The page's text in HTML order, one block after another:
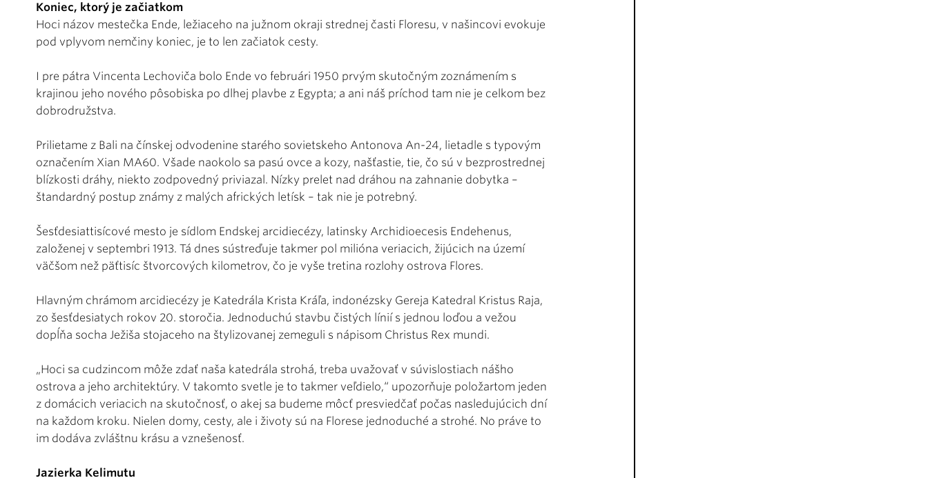
Koniec, ktorý je začiatkom
Hoci názov mestečka Ende, ležiaceho na južnom okraji strednej časti Floresu, v našincovi evokuje
pod vplyvom nemčiny koniec, je to len začiatok cesty.
I pre pátra Vincenta Lechoviča bolo Ende vo februári 1950 prvým skutočným zoznámením s
krajinou jeho nového pôsobiska po dlhej plavbe z Egypta; a ani náš príchod tam nie je celkom bez
dobrodružstva.
Prilietame z Bali na čínskej odvodenine starého sovietskeho Antonova An-24, lietadle s typovým
označením Xian MA60. Všade naokolo sa pasú ovce a kozy, našťastie, tie, čo sú v bezprostrednej
blízkosti dráhy, niekto zodpovedný priviazal. Nízky prelet nad dráhou na zahnanie dobytka –
štandardný postup známy z malých afrických letísk – tak nie je potrebný.
Šesťdesiattisícové mesto je sídlom Endskej arcidiecézy, latinsky Archidioecesis Endehenus,
založenej v septembri 1913. Tá dnes sústreďuje takmer pol milióna veriacich, žijúcich na území
väčšom než päťtisíc štvorcových kilometrov, čo je vyše tretina rozlohy ostrova Flores.
Hlavným chrámom arcidiecézy je Katedrála Krista Kráľa, indonézsky Gereja Katedral Kristus Raja,
zo šesťdesiatych rokov 20. storočia. Jednoduchú stavbu čistých línií s jednou loďou a vežou
dopĺňa socha Ježiša stojaceho na štylizovanej zemeguli s nápisom Christus Rex mundi.
„Hoci sa cudzincom môže zdať naša katedrála strohá, treba uvažovať v súvislostiach nášho
ostrova a jeho architektúry. V takomto svetle je to takmer veľdielo,“ upozorňuje položartom jeden
z domácich veriacich na skutočnosť, o akej sa budeme môcť presviedčať počas nasledujúcich dní
na každom kroku. Nielen domy, cesty, ale i životy sú na Florese jednoduché a strohé. No práve to
im dodáva zvláštnu krásu a vznešenosť.
Jazierka Kelimutu